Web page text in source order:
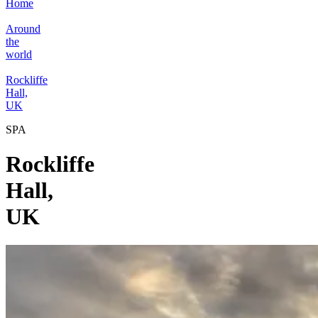
Home
Around
the
world
Rockliffe
Hall,
UK
SPA
Rockliffe
Hall,
UK